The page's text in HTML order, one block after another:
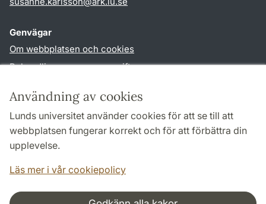
Användning av cookies
Lunds universitet använder cookies för att se till att
webbplatsen fungerar korrekt och för att förbättra din
upplevelse.
Läs mer i vår cookiepolicy
Genvägar
Om webbplatsen och cookies
Behandling av personuppgifter
TYPO3-login
Följ oss i sociala medier